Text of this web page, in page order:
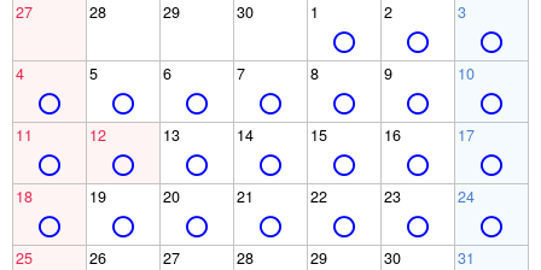
27 28 29 30 1 2 3
4 5 6 7 8 9 10
11 12 13 14 15 16 17
18 19 20 21 22 23 24
25 26 27 28 29 30 31